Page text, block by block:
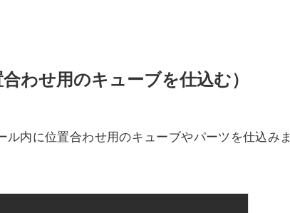
わせ用のキューブを仕込む）
内に位置合わせ用のキューブやパーツを仕込みま